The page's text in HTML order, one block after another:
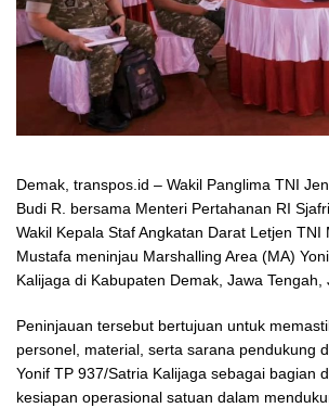
Demak, transpos.id – Wakil Panglima TNI
Budi R. bersama Menteri Pertahanan RI
Wakil Kepala Staf Angkatan Darat Letjen TNI
Mustafa meninjau Marshalling Area (MA)
Kalijaga di Kabupaten Demak, Jawa
Peninjauan tersebut bertujuan untuk
personel, material, serta sarana pendukung
Yonif TP 937/Satria Kalijaga sebagai bagian
kesiapan operasional satuan dalam